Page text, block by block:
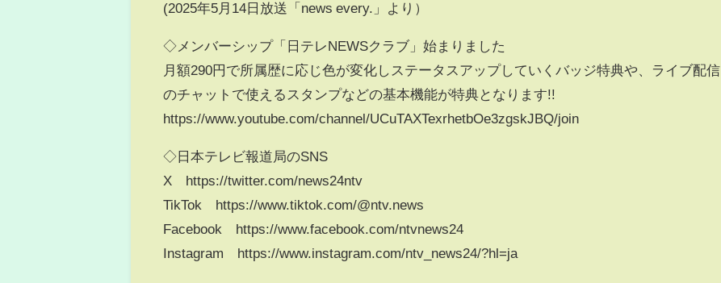
(2025年5月14日放送「news every.」より）
◇メンバーシップ「日テレNEWSクラブ」始まりました
月額290円で所属歴に応じ色が変化しステータスアップしていくバッジ特典や、ライブ配信
のチャットで使えるスタンプなどの基本機能が特典となります!!
https://www.youtube.com/channel/UCuTAXTexrhetbOe3zgskJBQ/join
◇日本テレビ報道局のSNS
X https://twitter.com/news24ntv
TikTok https://www.tiktok.com/@ntv.news
Facebook https://www.facebook.com/ntvnews24
Instagram https://www.instagram.com/ntv_news24/?hl=ja